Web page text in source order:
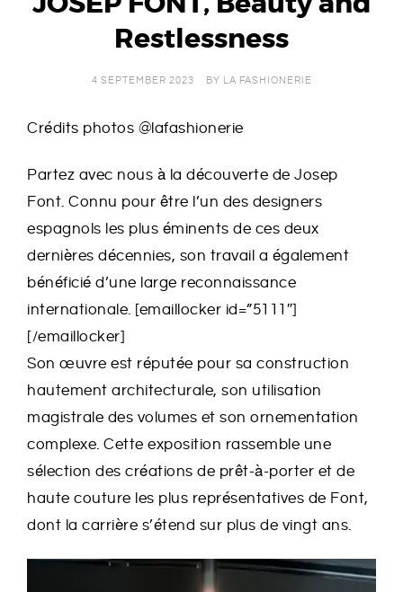
Restlessness
4 SEPTEMBER 2023 BY LA FASHIONERIE
Crédits photos @lafashionerie
Partez avec nous à la découverte de Josep
Font. Connu pour être l’un des designers
espagnols les plus éminents de ces deux
dernières décennies, son travail a également
bénéficié d’une large reconnaissance
internationale. [emaillocker id=”5111″]
[/emaillocker]
Son œuvre est réputée pour sa construction
hautement architecturale, son utilisation
magistrale des volumes et son ornementation
complexe. Cette exposition rassemble une
sélection des créations de prêt-à-porter et de
haute couture les plus représentatives de Font,
dont la carrière s’étend sur plus de vingt ans.